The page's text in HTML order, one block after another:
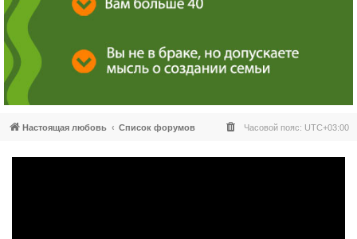
Настоящая любовь Список форумов Часовой пояс: UTC+03:00